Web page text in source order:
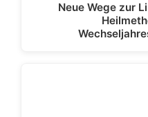
Neue Wege zur